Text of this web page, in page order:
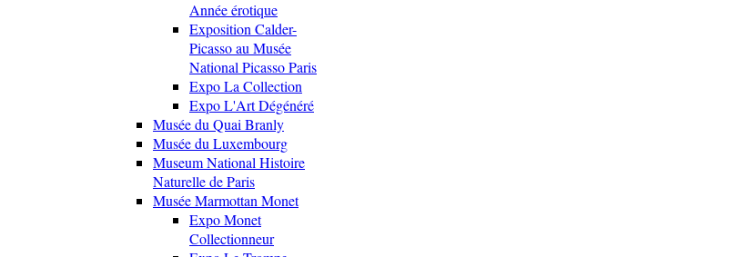
Année érotique
Exposition Calder-
Picasso au Musée
National Picasso Paris
Expo La Collection
Expo L'Art Dégénéré
Musée du Quai Branly
Musée du Luxembourg
Museum National Histoire
Naturelle de Paris
Musée Marmottan Monet
Expo Monet
Collectionneur